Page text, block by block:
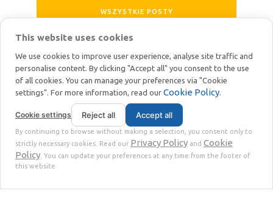
WSZYSTKIE POSTY
STOKKERMILL | SELTEK SRL © 2018 | VAT番号 IT02360630301 | 社会資本 € 10.000,00 |
Privacy|Terms
This website uses cookies
We use cookies to improve user experience, analyse site traffic and
personalise content. By clicking "Accept all" you consent to the use
of all cookies. You can manage your preferences via "Cookie
settings". For more information, read our Cookie Policy.
Cookie settings Reject all Accept all
By continuing to browse without making a selection, you consent only to
strictly necessary cookies. Read our Privacy Policy and Cookie
Policy . You can update your preferences at any time from the footer of
this website.